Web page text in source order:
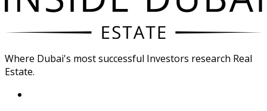
Where Dubai's most successful Investors research Real
Estate.